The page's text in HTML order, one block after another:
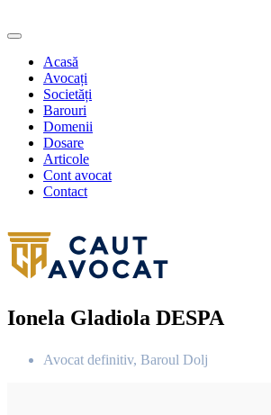
Acasă
Avocați
Societăți
Barouri
Domenii
Dosare
Articole
Cont avocat
Contact
Ionela Gladiola DESPA
Avocat definitiv, Baroul Dolj